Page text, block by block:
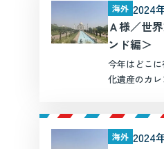
海外 2024
Ａ様／世
ンド編＞
今年はどこ
化遺産のカ
全くなく、
海外 2024